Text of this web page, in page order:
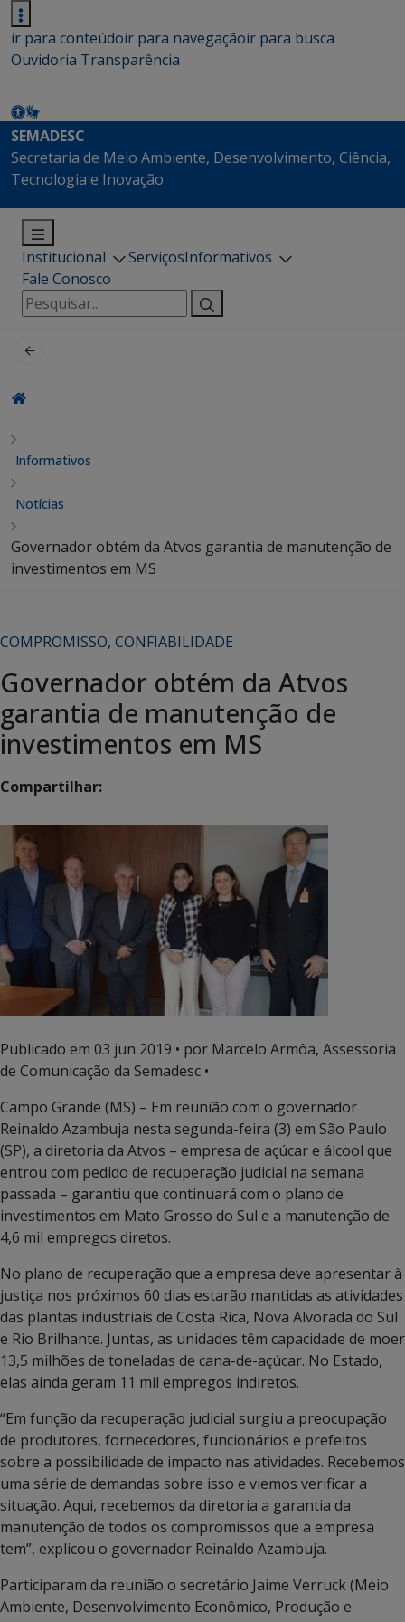
ir para conteúdoir para navegaçãoir para busca
Ouvidoria Transparência
SEMADESC
Secretaria de Meio Ambiente, Desenvolvimento, Ciência,
Tecnologia e Inovação
Institucional ServiçosInformativos
Fale Conosco
Pesquisar
por:
Informativos
Notícias
Governador obtém da Atvos garantia de manutenção de
investimentos em MS
COMPROMISSO, CONFIABILIDADE
Governador obtém da Atvos
garantia de manutenção de
investimentos em MS
Compartilhar:
Publicado em 03 jun 2019 • por Marcelo Armôa, Assessoria
de Comunicação da Semadesc •
Campo Grande (MS) – Em reunião com o governador
Reinaldo Azambuja nesta segunda-feira (3) em São Paulo
(SP), a diretoria da Atvos – empresa de açúcar e álcool que
entrou com pedido de recuperação judicial na semana
passada – garantiu que continuará com o plano de
investimentos em Mato Grosso do Sul e a manutenção de
4,6 mil empregos diretos.
No plano de recuperação que a empresa deve apresentar à
justiça nos próximos 60 dias estarão mantidas as atividades
das plantas industriais de Costa Rica, Nova Alvorada do Sul
e Rio Brilhante. Juntas, as unidades têm capacidade de moer
13,5 milhões de toneladas de cana-de-açúcar. No Estado,
elas ainda geram 11 mil empregos indiretos.
“Em função da recuperação judicial surgiu a preocupação
de produtores, fornecedores, funcionários e prefeitos
sobre a possibilidade de impacto nas atividades. Recebemos
uma série de demandas sobre isso e viemos verificar a
situação. Aqui, recebemos da diretoria a garantia da
manutenção de todos os compromissos que a empresa
tem”, explicou o governador Reinaldo Azambuja.
Participaram da reunião o secretário Jaime Verruck (Meio
Ambiente, Desenvolvimento Econômico, Produção e